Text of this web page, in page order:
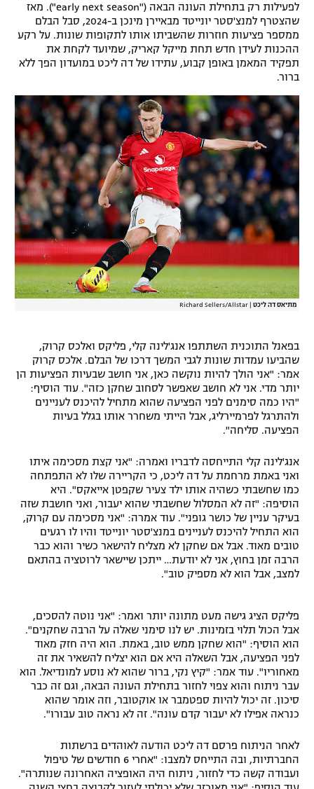
הצטרפות לחבילת הערוצים
לוח דרושים – ג'ובנט
המגזין
לפעילות רק בתחילת העונה הבאה ("early next season"). מאז
שהצטרף למנצ'סטר יונייטד מבאיירן מינכן ב-2024, סבל הבלם
ממספר פציעות חוזרות שהשביתו אותו לתקופות שונות. על רקע
ההכנות לעידן חדש תחת מייקל קאריק, שמיועד לקחת את
תפקיד המאמן באופן קבוע, עתידו של דה ליכט במועדון הפך ללא
ברור.
מתיאס דה ליכט Richard Sellers/Allstar
בפאנל התוכנית השתתפו אנג'לינה קלי, פליקס ואלכס קרוק,
שהביעו עמדות שונות לגבי המשך דרכו של הבלם. אלכס קרוק
אמר: "אני הולך להיות נוקשה כאן, אני חושב שבעיות הפציעות הן
יותר מדי. אני לא חושב שאפשר לסחוב שחקן כזה". עוד הוסיף:
"היו כמה סימנים לפני הפציעה שהוא מתחיל להיכנס לעניינים
ולהתרגל לפרמיירליג, אבל הייתי משחרר אותו בגלל בעיות
הפציעה. סליחה".
אנג'לינה קלי התייחסה לדבריו ואמרה: "אני קצת מסכימה איתו
ואני באמת מרחמת על דה ליכט, כי הקריירה שלו לא התפתחה
כמו שחשבתי כשהיה אותו ילד צעיר שקפטן אייאקס". היא
הוסיפה: "זה לא המסלול שחשבתי שהוא יעבור, ואני חושבת שזה
בעיקר עניין של כושר גופני". עוד אמרה: "אני מסכימה עם קרוק,
הוא התחיל להיכנס לעניינים במנצ'סטר יונייטד והיו לו רגעים
טובים מאוד. אבל אם שחקן לא מצליח להישאר כשיר והוא כבר
הרבה זמן בחוץ, אני לא יודעת… ייתכן שיישאר לרוטציה בהתאם
למצב, אבל הוא לא מספיק טוב".
פליקס הציג גישה מעט מתונה יותר ואמר: "אני נוטה להסכים,
אבל הכול תלוי בזמינות. יש לנו סימני שאלה על הרבה שחקנים".
הוא הוסיף: "הוא שחקן ממש טוב, באמת. הוא היה חזק מאוד
לפני הפציעה, אבל השאלה היא אם הוא יצליח להשאיר את זה
מאחוריו". עוד אמר: "קיץ נקי, ברור שהוא לא נוסע למונדיאל. הוא
עבר ניתוח והוא צפוי לחזור בתחילת העונה הבאה, וגם זה כבר
סיכון. זה יכול להיות ספטמבר או אוקטובר, וזה אומר שהוא
כנראה אפילו לא יעבור קדם עונה". זה לא נראה טוב עבורו".
לאחר הניתוח פרסם דה ליכט הודעה לאוהדים ברשתות
החברתיות, ובה התייחס למצבו: "אחרי 6 חודשים של טיפול
ועבודה קשה כדי לחזור, ניתוח היה האופציה האחרונה שנותרה".